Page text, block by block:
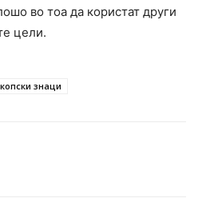
во тоа да користат други
цели.
знаци